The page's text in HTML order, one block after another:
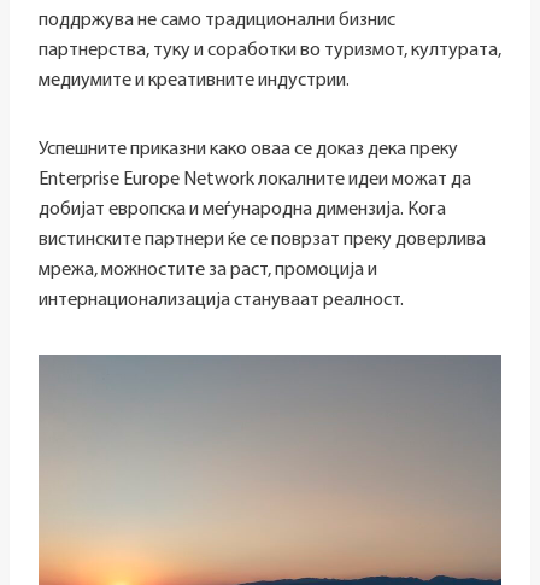
поддржува не само традиционални бизнис
партнерства, туку и соработки во туризмот, културата,
медиумите и креативните индустрии.
Успешните приказни како оваа се доказ дека преку
Enterprise Europe Network локалните идеи можат да
добијат европска и меѓународна димензија. Кога
вистинските партнери ќе се поврзат преку доверлива
мрежа, можностите за раст, промоција и
интернационализација стануваат реалност.